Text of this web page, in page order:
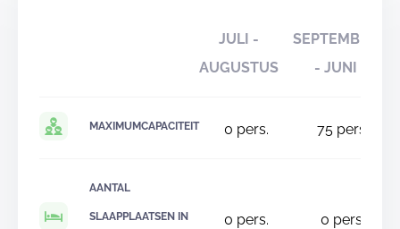
JULI -
AUGUSTUS
SEPTEMBER
- JUNI
MAXIMUMCAPACITEIT 0 pers. 75 pers.
AANTAL
SLAAPPLAATSEN IN 0 pers. 0 pers.